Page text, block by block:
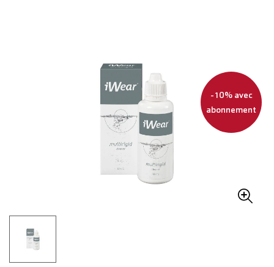
-10% avec
abonnement